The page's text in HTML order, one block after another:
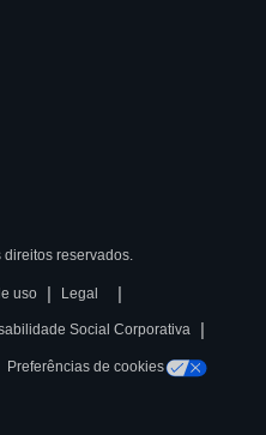
reservados.
uso | Legal |
Social Corporativa |
Preferências de cookies